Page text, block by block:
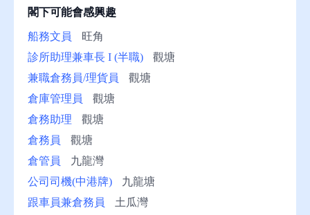
閣下可能會感興趣
船務文員
旺角
診所助理兼車長 I (半職)
觀塘
兼職倉務員/理貨員
觀塘
倉庫管理員
觀塘
倉務助理
觀塘
倉務員
觀塘
倉管員
九龍灣
公司司機(中港牌)
九龍塘
跟車員兼倉務員
土瓜灣